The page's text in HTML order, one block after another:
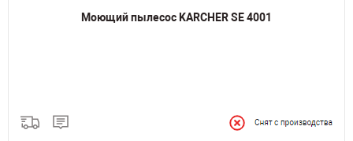
Моющий пылесос KARCHER SE 4001